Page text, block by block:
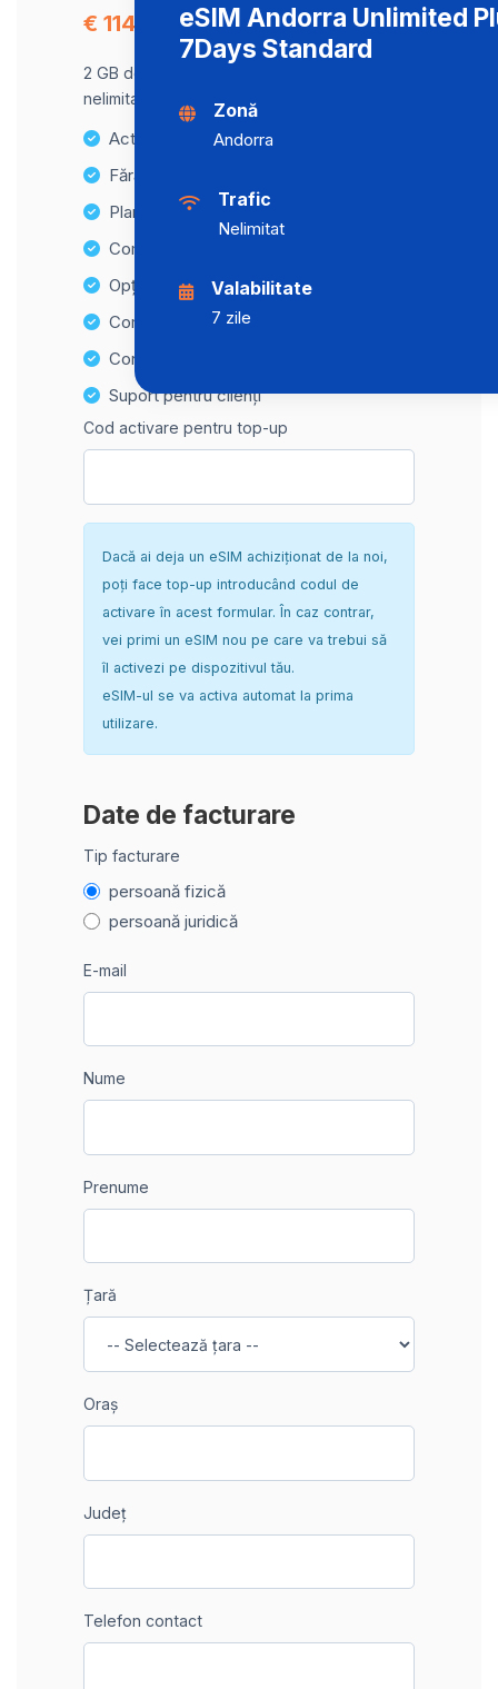
€ 114.34
2 GB de date la viteză maximă, apoi trafic
nelimitat la o viteză de 2 Mbps .
Activare instantanee
Fără taxe ascunse
Planuri de date nelimitate
Compatibilitate cu multiple dispozitive
Opțiuni de reîncărcare ușoară
Compatibilitate Hotspot
Configurare sigură și fără complicații
Suport pentru clienți
Cod activare pentru top-up
Dacă ai deja un eSIM achiziționat de la noi,
poți face top-up introducând codul de
activare în acest formular. În caz contrar,
vei primi un eSIM nou pe care va trebui să
îl activezi pe dispozitivul tău.
eSIM-ul se va activa automat la prima
utilizare.
Date de facturare
Tip facturare
persoană fizică
persoană juridică
E-mail
Nume
Prenume
Țară
Oraș
Județ
Telefon contact
eSIM Andorra Unlimited
7Days Standard
Zonă
Andorra
Trafic
Nelimitat
Valabilitate
7 zile